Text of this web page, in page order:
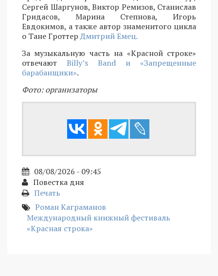
Сергей Шаргунов, Виктор Ремизов, Станислав
Гридасов, Марина Степнова, Игорь
Евдокимов, а также автор знаменитого цикла
о Тане ГроттерДмитрий Емец.
За музыкальную часть на «Красной строке»
отвечают Billy’s Band и «Запрещенные
барабанщики».
Фото: организаторы
08/08/2026 - 09:45
Повестка дня
Печать
Роман Каграманов
Международный книжный фестиваль
«Красная строка»